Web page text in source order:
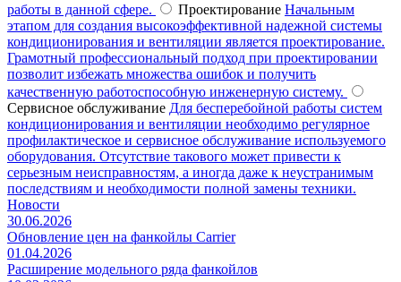
работы в данной сфере.
Проектирование Начальным
этапом для создания высокоэффективной надежной системы
кондиционирования и вентиляции является проектирование.
Грамотный профессиональный подход при проектировании
позволит избежать множества ошибок и получить
качественную работоспособную инженерную систему.
Сервисное обслуживание Для бесперебойной работы систем
кондиционирования и вентиляции необходимо регулярное
профилактическое и сервисное обслуживание используемого
оборудования. Отсутствие такового может привести к
серьезным неисправностям, а иногда даже к неустранимым
последствиям и необходимости полной замены техники.
Новости
30.06.2026
Обновление цен на фанкойлы Carrier
01.04.2026
Расширение модельного ряда фанкойлов